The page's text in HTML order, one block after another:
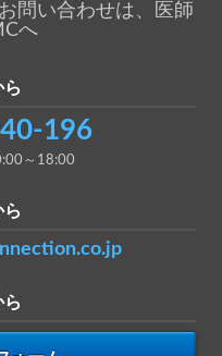
問い合わせは、医師
へ
ら
196
～18:00
ら